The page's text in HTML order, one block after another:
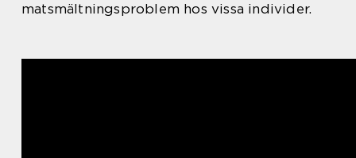
matsmältningsproblem hos vissa individer.